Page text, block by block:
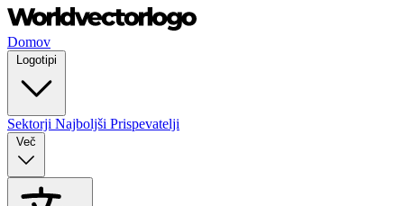
Domov
Logotipi
Sektorji Najboljši Prispevatelji
Več